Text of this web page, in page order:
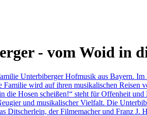
- vom Woid in
Unterbiberger Hofmusik aus Bayern.
wird auf ihren musikalischen
Hosen scheißen!“ steht für Offenheit
und musikalischer Vielfalt. Die
Ditscherlein, der Filmemacher und Franz